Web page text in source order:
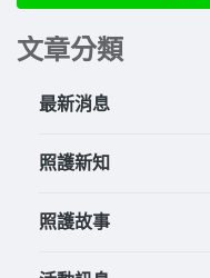
文章分類
最新消息
照護新知
照護故事